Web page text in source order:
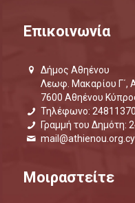
Επικοινωνία
Δήμος Αθηένου
Λεωφ. Μακαρίου Γ΄,
7600 Αθηένου
Τηλέφωνο: 24811370
Γραμμή του Δημότη:
mail@athienou.org.cy
Μοιραστείτε